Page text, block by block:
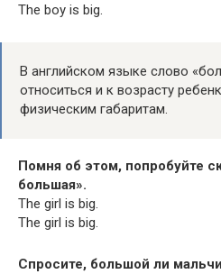
The boy is big.
В английском языке слово
относиться и к возрасту
физическим габаритам.
Помня об этом, попробуйте
большая».
The girl is big.
The girl is big.
Спросите, большой ли